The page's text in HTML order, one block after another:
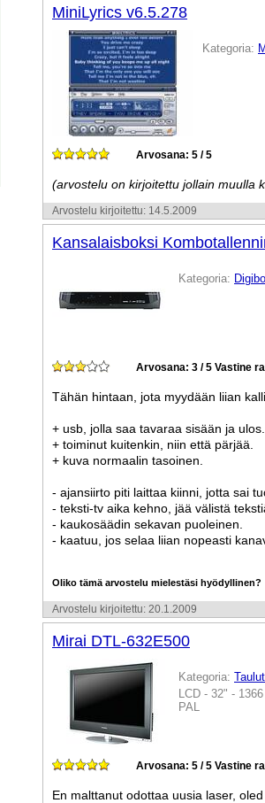
MiniLyrics v6.5.278
Kategoria:
Arvosana: 5 / 5
(arvostelu on kirjoitettu jollain muulla
Arvostelu kirjoitettu: 14.5.2009
Kansalaisboksi
Kategoria:
Arvosana: 3 / 5 Vastine
Tähän hintaan, jota myydään liian
+ usb, jolla saa tavaraa sisään ja ulos.
+ toiminut kuitenkin, niin että pärjää.
+ kuva normaalin tasoinen.
- ajansiirto piti laittaa kiinni, jotta sai
- teksti-tv aika kehno, jää välistä
- kaukosäädin sekavan puoleinen.
- kaatuu, jos selaa liian nopeasti
Oliko tämä arvostelu mielestäsi hyödyllinen?
Arvostelu kirjoitettu: 20.1.2009
Mirai DTL-632E500
Kategoria:
LCD - 32" -
PAL
Arvosana: 5 / 5 Vastine
En malttanut odottaa uusia laser,